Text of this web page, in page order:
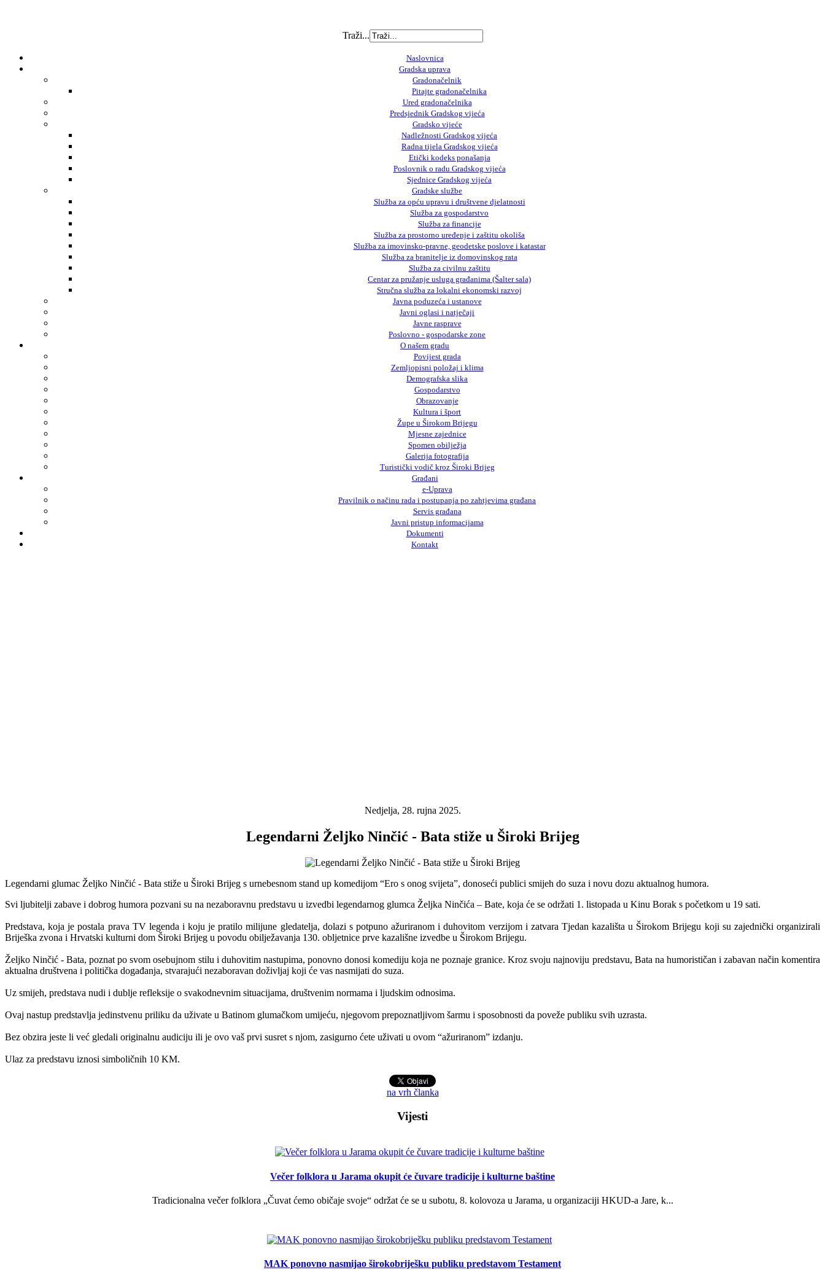
Traži...
Naslovnica
Gradska uprava
Gradonačelnik
Pitajte gradonačelnika
Ured gradonačelnika
Predsjednik Gradskog vijeća
Gradsko vijeće
Nadležnosti Gradskog vijeća
Radna tijela Gradskog vijeća
Etički kodeks ponašanja
Poslovnik o radu Gradskog vijeća
Sjednice Gradskog vijeća
Gradske službe
Služba za opću upravu i društvene djelatnosti
Služba za gospodarstvo
Služba za financije
Služba za prostorno uređenje i zaštitu okoliša
Služba za imovinsko-pravne, geodetske poslove i katastar
Služba za branitelje iz domovinskog rata
Služba za civilnu zaštitu
Centar za pružanje usluga građanima (Šalter sala)
Stručna služba za lokalni ekonomski razvoj
Javna poduzeća i ustanove
Javni oglasi i natječaji
Javne rasprave
Poslovno - gospodarske zone
O našem gradu
Povijest grada
Zemljopisni položaj i klima
Demografska slika
Gospodarstvo
Obrazovanje
Kultura i šport
Župe u Širokom Brijegu
Mjesne zajednice
Spomen obilježja
Galerija fotografija
Turistički vodič kroz Široki Brijeg
Građani
e-Uprava
Pravilnik o načinu rada i postupanja po zahtjevima građana
Servis građana
Javni pristup informacijama
Dokumenti
Kontakt
Nedjelja, 28. rujna 2025.
Legendarni Željko Ninčić - Bata stiže u Široki Brijeg
Legendarni glumac Željko Ninčić - Bata stiže u Široki Brijeg s urnebesnom stand up komedijom “Ero s onog svijeta”, donoseći publici smijeh do suza i novu dozu aktualnog humora.
Svi ljubitelji zabave i dobrog humora pozvani su na nezaboravnu predstavu u izvedbi legendarnog glumca Željka Ninčića – Bate, koja će se održati 1. listopada u Kinu Borak s početkom u 19 sati.
Predstava, koja je postala prava TV legenda i koju je pratilo milijune gledatelja, dolazi s potpuno ažuriranom i duhovitom verzijom i zatvara Tjedan kazališta u Širokom Brijegu koji su zajednički organizirali
Briješka zvona i Hrvatski kulturni dom Široki Brijeg u povodu obilježavanja 130. obljetnice prve kazališne izvedbe u Širokom Brijegu.
Željko Ninčić - Bata, poznat po svom osebujnom stilu i duhovitim nastupima, ponovno donosi komediju koja ne poznaje granice. Kroz svoju najnoviju predstavu, Bata na humorističan i zabavan način komentira
aktualna društvena i politička događanja, stvarajući nezaboravan doživljaj koji će vas nasmijati do suza.
Uz smijeh, predstava nudi i dublje refleksije o svakodnevnim situacijama, društvenim normama i ljudskim odnosima.
Ovaj nastup predstavlja jedinstvenu priliku da uživate u Batinom glumačkom umijeću, njegovom prepoznatljivom šarmu i sposobnosti da poveže publiku svih uzrasta.
Bez obzira jeste li već gledali originalnu audiciju ili je ovo vaš prvi susret s njom, zasigurno ćete uživati u ovom “ažuriranom” izdanju.
Ulaz za predstavu iznosi simboličnih 10 KM.
na vrh članka
Vijesti
Večer folklora u Jarama okupit će čuvare tradicije i kulturne baštine
Tradicionalna večer folklora „Čuvat ćemo običaje svoje“ održat će se u subotu, 8. kolovoza u Jarama, u organizaciji HKUD-a Jare, k...
MAK ponovno nasmijao širokobriješku publiku predstavom Testament